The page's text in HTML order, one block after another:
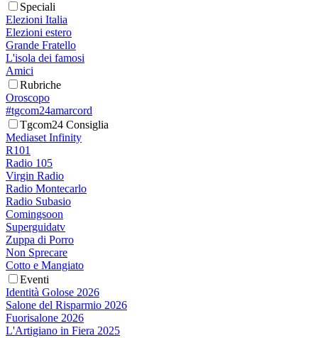
Speciali
Elezioni Italia
Elezioni estero
Grande Fratello
L'isola dei famosi
Amici
Rubriche
Oroscopo
#tgcom24amarcord
Tgcom24 Consiglia
Mediaset Infinity
R101
Radio 105
Virgin Radio
Radio Montecarlo
Radio Subasio
Comingsoon
Superguidatv
Zuppa di Porro
Non Sprecare
Cotto e Mangiato
Eventi
Identità Golose 2026
Salone del Risparmio 2026
Fuorisalone 2026
L'Artigiano in Fiera 2025